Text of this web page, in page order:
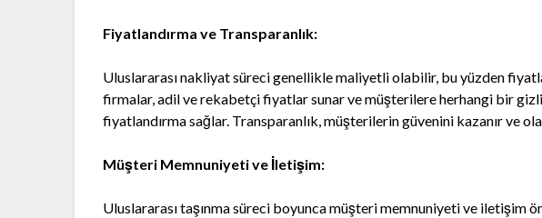
Fiyatlandırma ve Transparanlık:
Uluslararası nakliyat süreci genellikle maliyetli olabilir, bu yüzden
firmalar, adil ve rekabetçi fiyatlar sunar ve müşterilere herhangi bir
fiyatlandırma sağlar. Transparanlık, müşterilerin güvenini kazanır ve
Müşteri Memnuniyeti ve İletişim:
Uluslararası taşınma süreci boyunca müşteri memnuniyeti ve iletişim